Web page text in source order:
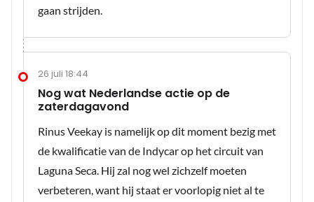
gaan strijden.
26 juli 18:44
Nog wat Nederlandse actie op de
zaterdagavond
Rinus Veekay is namelijk op dit moment bezig met
de kwalificatie van de Indycar op het circuit van
Laguna Seca. Hij zal nog wel zichzelf moeten
verbeteren, want hij staat er voorlopig niet al te